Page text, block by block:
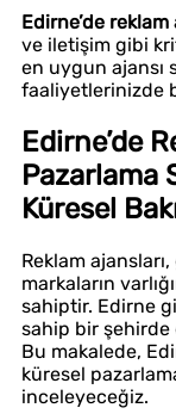
Edirne’de reklam
ve iletişim gibi
en uygun ajansı
faaliyetlerinizde
Edirne’de
Pazarlama
Küresel
Reklam
markaların
sahiptir. Edirne
sahip bir şehirde
Bu makalede,
küresel
inceleyeceğiz.